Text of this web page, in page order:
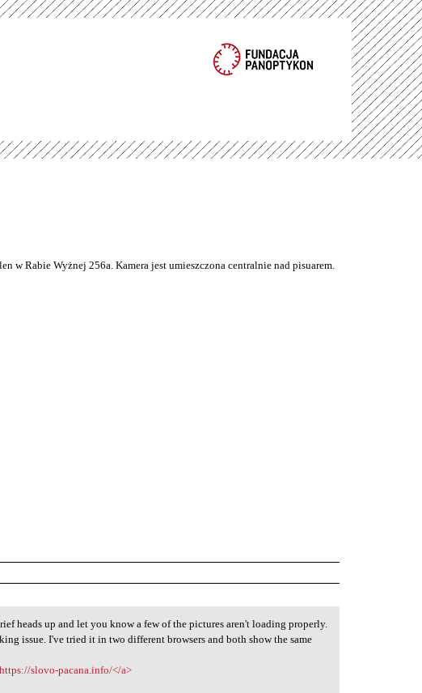
w Rabie Wyżnej 256a. Kamera jest umieszczona centralnie nad pisuarem.
heads up and let you know a few of the pictures aren't loading properly.
issue. I've tried it in two different browsers and both show the same
slovo-pacana.info/</a>